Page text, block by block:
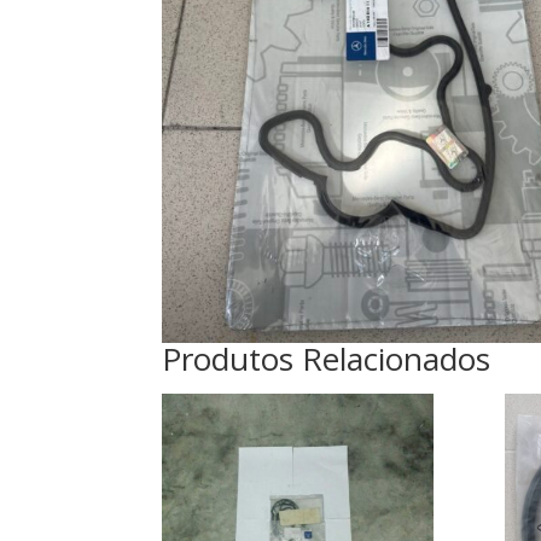
Produtos Relacionados